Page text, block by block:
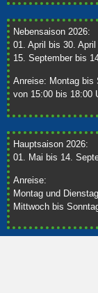
Nebensaison 2026:
01. April bis 30. April
15. September bis
Anreise: Montag bis
von 15:00 bis 18:00
Hauptsaison 2026:
01. Mai bis 14.
Anreise:
Montag und
Mittwoch bis